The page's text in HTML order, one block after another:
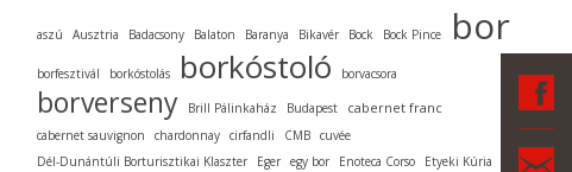
aszú Ausztria Badacsony Balaton Baranya Bikavér Bock Bock Pince bor
borfesztivál borkóstolás borkóstoló borvacsora
borverseny Brill Pálinkaház Budapest cabernet franc
cabernet sauvignon chardonnay cirfandli CMB cuvée
Dél-Dunántúli Borturisztikai Klaszter
Eger egy bor Enoteca Corso
Etyeki Kúria